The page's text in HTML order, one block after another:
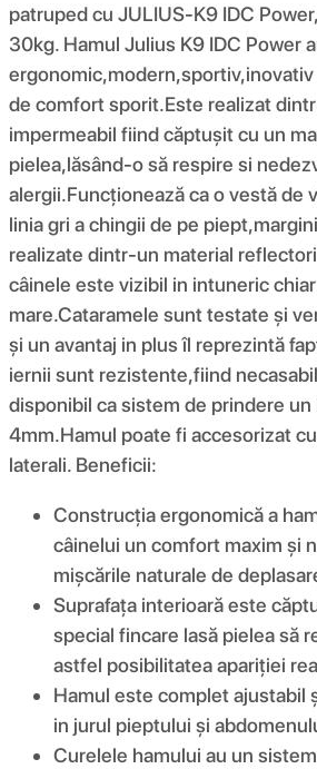
patruped cu JULIUS-K9 IDC
30kg. Hamul Julius K9 IDC Power
de comfort sporit.Este realizat
impermeabil fiind căptușit cu un
pielea,lăsând-o să respire si
alergii.Funcționează ca o vestă de
linia gri a chingii de pe
realizate dintr-un material
câinele este vizibil in intuneric
mare.Cataramele sunt testate și
și un avantaj in plus îl reprezintă
iernii sunt rezistente,fiind
disponibil ca sistem de prindere un
4mm.Hamul poate fi accesorizat
laterali. Beneficii:
Construcția ergonomică a
câinelui un comfort maxim și
mișcările naturale de
Suprafața interioară este
special fincare lasă pielea să
astfel posibilitatea apariției
Hamul este complet ajustabil
in jurul pieptului și
Curelele hamului au un